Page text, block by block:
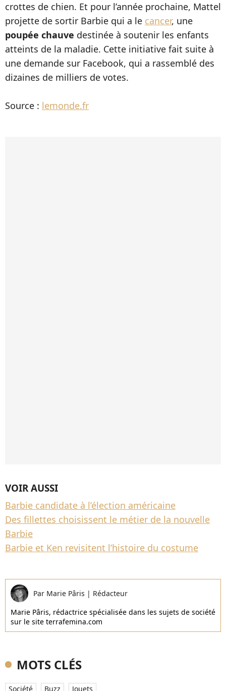
crottes de chien. Et pour l’année prochaine, Mattel
projette de sortir Barbie qui a le cancer, une
poupée chauve destinée à soutenir les enfants
atteints de la maladie. Cette initiative fait suite à
une demande sur Facebook, qui a rassemblé des
dizaines de milliers de votes.
Source : lemonde.fr
VOIR AUSSI
Barbie candidate à l’élection américaine
Des fillettes choisissent le métier de la nouvelle
Barbie
Barbie et Ken revisitent l’histoire du costume
Par Marie Pâris | Rédacteur
Marie Pâris, rédactrice spécialisée dans les sujets de société
sur le site terrafemina.com
MOTS CLÉS
Société Buzz Jouets